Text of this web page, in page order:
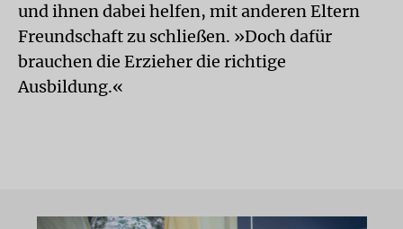
und ihnen dabei helfen, mit anderen Eltern
Freundschaft zu schließen. »Doch dafür
brauchen die Erzieher die richtige
Ausbildung.«